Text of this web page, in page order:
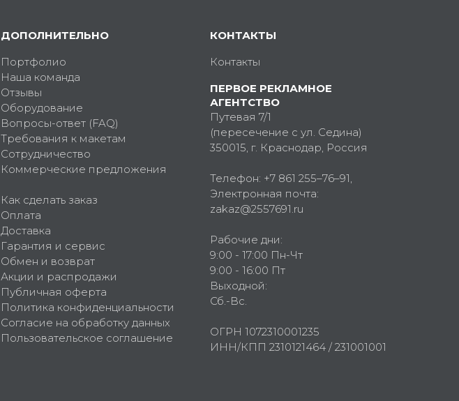
ДОПОЛНИТЕЛЬНО
Портфолио
Наша команда
Отзывы
Оборудование
Вопросы-ответ (FAQ)
Требования к макетам
Сотрудничество
Коммерческие предложения
Как сделать заказ
Оплата
Доставка
Гарантия и сервис
Обмен и возврат
Акции и распродажи
Публичная оферта
Политика конфиденциальности
Согласие на обработку данных
Пользовательское соглашение
КОНТАКТЫ
Контакты
ПЕРВОЕ РЕКЛАМНОЕ
АГЕНТСТВО
Путевая 7/1
(пересечение с ул. Седина)
350015, г. Краснодар, Россия
Телефон: +7 861 255–76–91,
Электронная почта:
zakaz@2557691.ru
Рабочие дни:
9:00 - 17:00 Пн-Чт
9:00 - 16:00 Пт
Выходной:
Сб.-Вс.
ОГРН 1072310001235
ИНН/КПП 2310121464 / 231001001